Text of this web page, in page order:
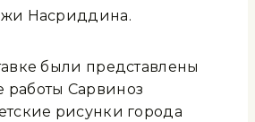
Насриддина.
были представлены
Сарвиноз
рисунки города